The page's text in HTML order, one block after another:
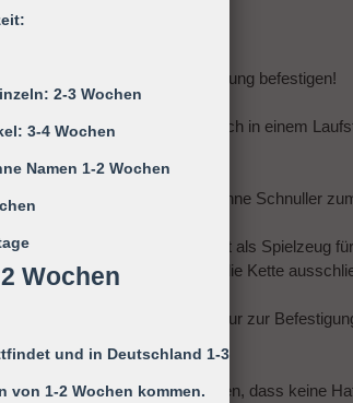
Schnullerkette nur an der Kleidung befestigen!
wenn der Säugling sich in einem
die Schnullerkette dem Kind ohne Schnuller
darf nicht unbefestigt als Spielzeug
verwendet werden, daher ist die Kette
zu benutzen!
KEIN Spielzeug, sondern dient nur zur
ausdrücklich darauf hingewiesen, dass keine
2-3 Wochen
3-4 Wochen
Namen 1-2 Wochen
Wochen
und in Deutschland 1-3
von 1-2 Wochen kommen.